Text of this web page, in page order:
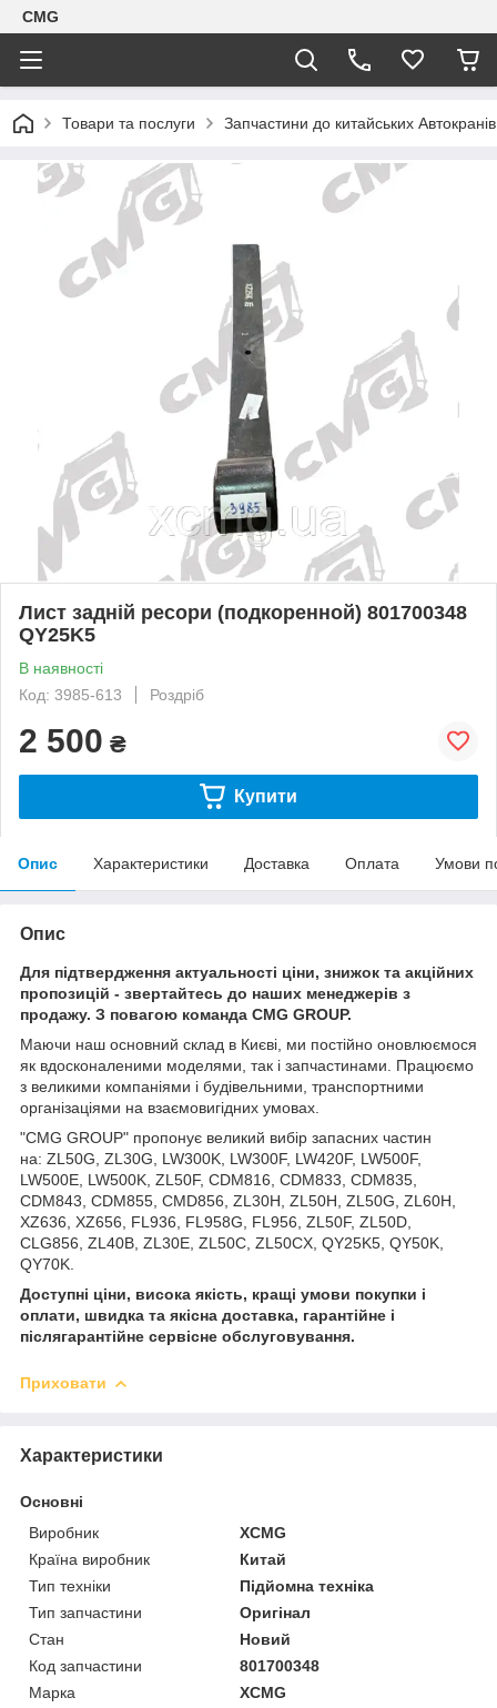
CMG
Товари та послуги Запчастини до китайських Автокранів
Лист задній ресори (подкоренной) 801700348
QY25K5
В наявності
Код: 3985-613
Роздріб
2 500 ₴
Купити
Опис Характеристики Доставка Оплата Умови
Опис
Для підтвердження актуальності ціни, знижок та акційних
пропозицій - звертайтесь до наших менеджерів з
продажу. З повагою команда CMG GROUP.
Маючи наш основний склад в Києві, ми постійно оновлюємося
як вдосконаленими моделями, так і запчастинами. Працюємо
з великими компаніями і будівельними, транспортними
організаціями на взаємовигідних умовах.
"CMG GROUP" пропонує великий вибір запасних частин
на: ZL50G, ZL30G, LW300K, LW300F, LW420F, LW500F,
LW500E, LW500K, ZL50F, CDM816, CDM833, CDM835,
CDM843, CDM855, CMD856, ZL30H, ZL50H, ZL50G, ZL60H,
XZ636, XZ656, FL936, FL958G, FL956, ZL50F, ZL50D,
CLG856, ZL40B, ZL30E, ZL50C, ZL50CX, QY25K5, QY50K,
QY70K.
Доступні ціни, висока якість, кращі умови покупки і
оплати, швидка та якісна доставка, гарантійне і
післягарантійне сервісне обслуговування.
Приховати
Характеристики
Основні
Виробник
XCMG
Країна виробник
Китай
Тип техніки
Підйомна техніка
Тип запчастини
Оригінал
Стан
Новий
Код запчастини
801700348
Марка
XCMG